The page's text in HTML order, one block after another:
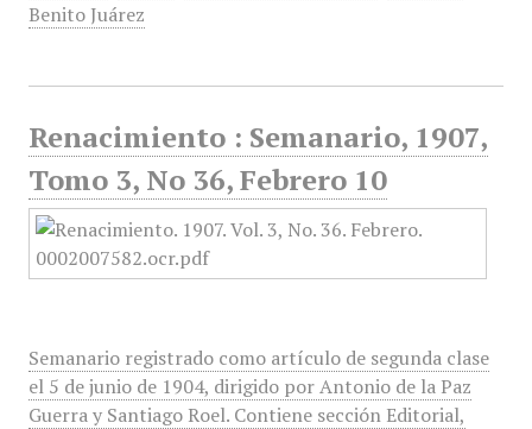
Benito Juárez
Renacimiento : Semanario, 1907,
Tomo 3, No 36, Febrero 10
Semanario registrado como artículo de segunda clase
el 5 de junio de 1904, dirigido por Antonio de la Paz
Guerra y Santiago Roel. Contiene sección Editorial,